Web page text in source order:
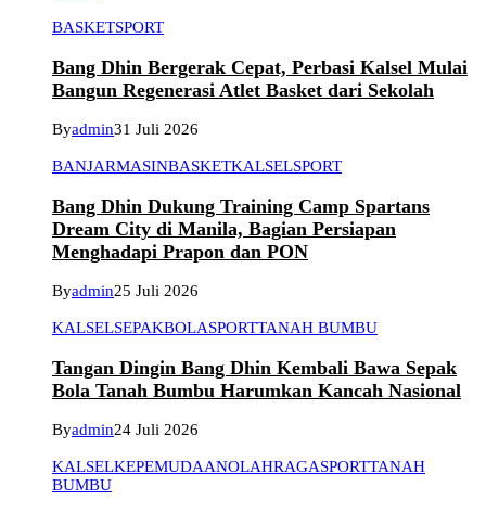
BASKETSPORT
Bang Dhin Bergerak Cepat, Perbasi Kalsel Mulai
Bangun Regenerasi Atlet Basket dari Sekolah
Byadmin31 Juli 2026
BANJARMASINBASKETKALSELSPORT
Bang Dhin Dukung Training Camp Spartans
Dream City di Manila, Bagian Persiapan
Menghadapi Prapon dan PON
Byadmin25 Juli 2026
KALSELSEPAKBOLASPORTTANAH BUMBU
Tangan Dingin Bang Dhin Kembali Bawa Sepak
Bola Tanah Bumbu Harumkan Kancah Nasional
Byadmin24 Juli 2026
KALSELKEPEMUDAANOLAHRAGASPORTTANAH
BUMBU